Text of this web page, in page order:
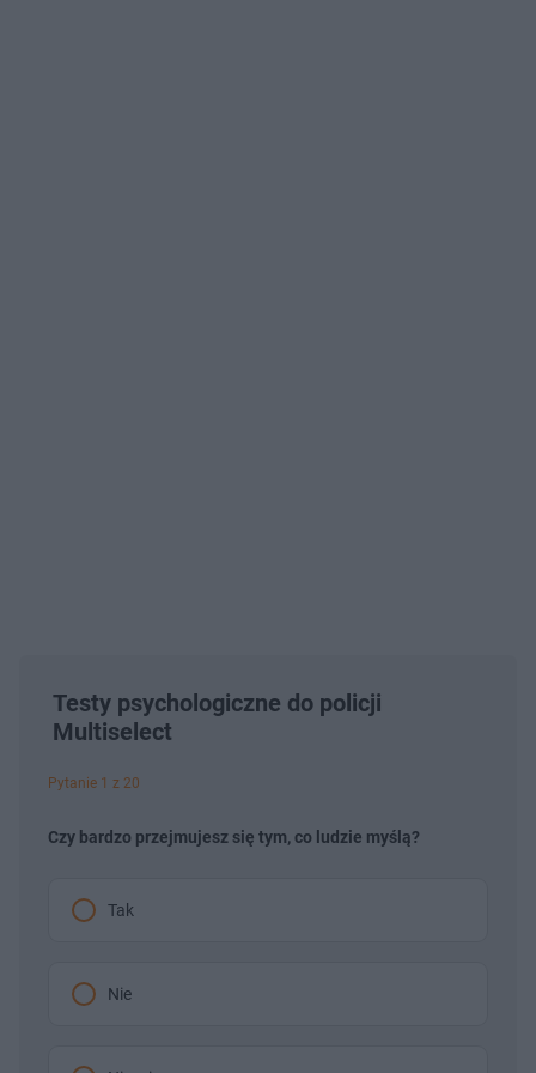
Testy psychologiczne do policji
Multiselect
Pytanie 1 z 20
Czy bardzo przejmujesz się tym, co ludzie myślą?
Tak
Nie